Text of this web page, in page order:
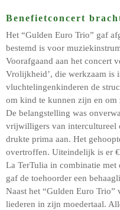
Benefietconcert
Het “Gulden Euro Trio” gaf
bestemd is voor
Voorafgaand aan het concert
Vrolijkheid’, die werkzaam is
vluchtelingenkinderen de
om kind te kunnen zijn en om
De belangstelling was
vrijwilligers van intercultureel
drukte prima aan. Het
overtroffen. Uiteindelijk is er
La TerTulia in combinatie
gaf de toehoorder een
Naast het “Gulden Euro Trio”
liederen in zijn moedertaal.